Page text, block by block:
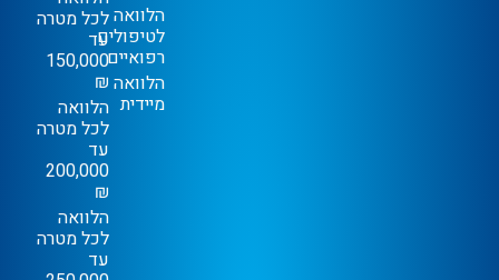
הלוואה
לטיפולים
רפואיים
הלוואה
מיידית
לכל מטרה
עד
150,000
₪
הלוואה
לכל מטרה
עד
200,000
₪
הלוואה
לכל מטרה
עד